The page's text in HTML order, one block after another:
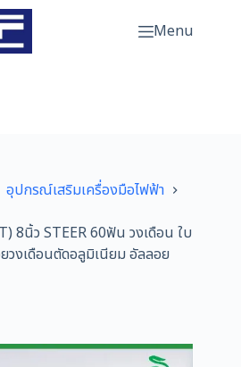
Menu
อุปกรณ์เสริมเครื่องมือไฟฟ้า
8นิ้ว STEER 60ฟัน วงเดือน ใบ
วงเดือนตัดอลูมิเนียม อัลลอย